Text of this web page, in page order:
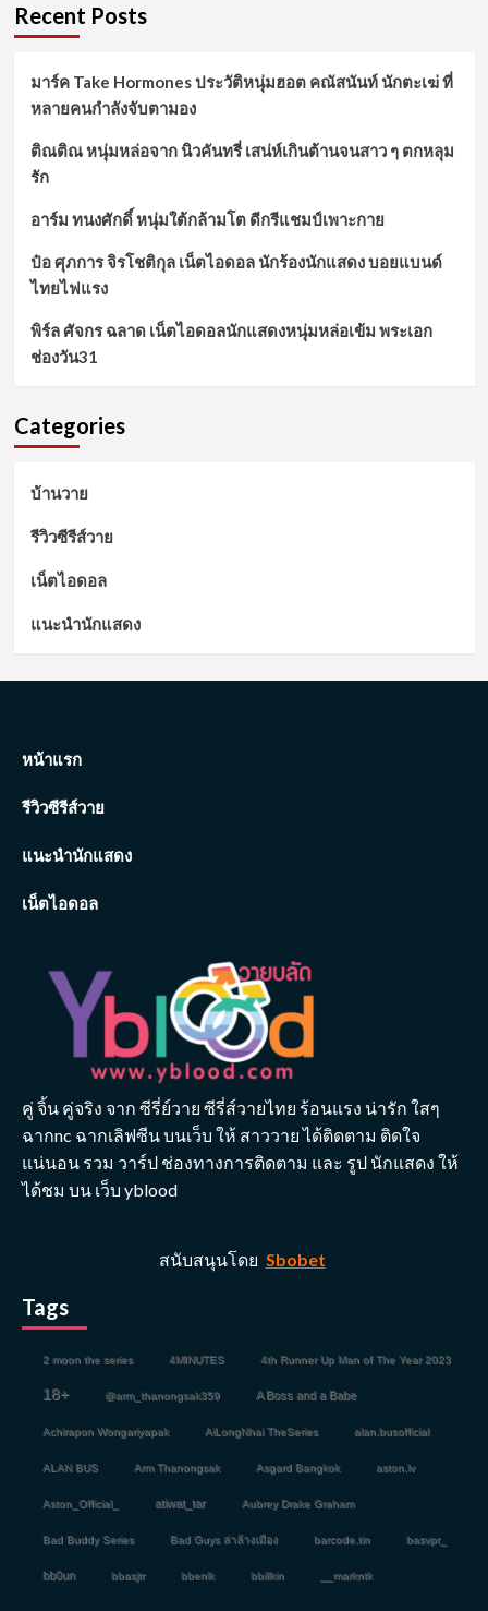
Recent Posts
มาร์ค Take Hormones ประวัติหนุ่มฮอต คณัสนันท์ นักตะเฆ่ ที่
หลายคนกำลังจับตามอง
ติณติณ หนุ่มหล่อจาก นิวคันทรี่ เสน่ห์เกินต้านจนสาว ๆ ตกหลุม
รัก
อาร์ม ทนงศักดิ์ หนุ่มใต้กล้ามโต ดีกรีแชมป์เพาะกาย
ป๋อ ศุภการ จิรโชติกุล เน็ตไอดอล นักร้องนักแสดง บอยแบนด์
ไทยไฟแรง
พิร์ล ศัจกร ฉลาด เน็ตไอดอลนักแสดงหนุ่มหล่อเข้ม พระเอก
ช่องวัน31
Categories
บ้านวาย
รีวิวซีรีส์วาย
เน็ตไอดอล
แนะนำนักแสดง
หน้าแรก
รีวิวซีรีส์วาย
แนะนำนักแสดง
เน็ตไอดอล
คู่ จิ้น คู่จริง จาก ซีรี่ย์วาย ซีรี่ส์วายไทย ร้อนแรง น่ารัก ใสๆ
ฉากnc ฉากเลิฟซีน บนเว็บ ให้ สาววาย ได้ติดตาม ติดใจ
แน่นอน รวม วาร์ป ช่องทางการติดตาม และ รูป นักแสดง ให้
ได้ชม บน เว็บ yblood
สนับสนุนโดย Sbobet
Tags
2 moon the series 4MINUTES 4th Runner Up Man of The Year 2023
18+ @arm_thanongsak359 A Boss and a Babe
Achirapon Wongariyapak AiLongNhai TheSeries alan.busofficial
ALAN BUS Arm Thanongsak Asgard Bangkok aston.lv
Aston_Official_ atiwat_tar Aubrey Drake Graham
Bad Buddy Series Bad Guys ล่าล้างเมือง barcode.tin basvpr_
bb0un bbasjtr bbenlk bbillkin __markntk